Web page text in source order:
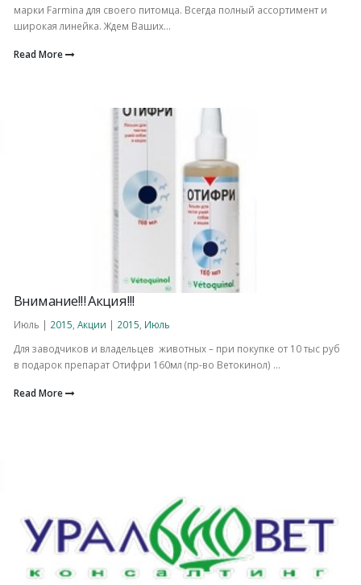
марки Farmina для своего питомца. Всегда полный ассортимент и
широкая линейка. Ждем Ваших...
Read More
Внимание!!! Акция!!!
Июль | 2015 Акции | 2015 Июль
Для заводчиков и владельцев животных – при покупке от 10 тыс руб
в подарок препарат Отифри 160мл (пр-во Ветокинол) ...
Read More